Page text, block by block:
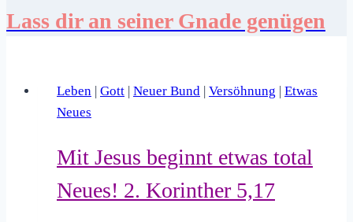
Lass dir an seiner Gnade genügen
Leben | Gott | Neuer Bund | Versöhnung | Etwas
Neues
Mit Jesus beginnt etwas total
Neues! 2. Korinther 5,17